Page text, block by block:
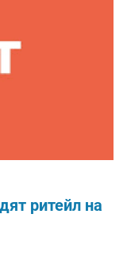
ритейл на